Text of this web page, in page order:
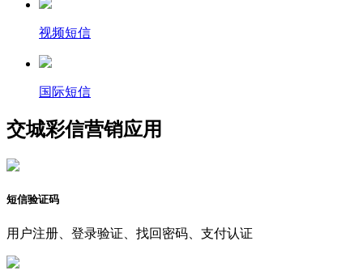
视频短信
国际短信
交城彩信营销应用
短信验证码
用户注册、登录验证、找回密码、支付认证